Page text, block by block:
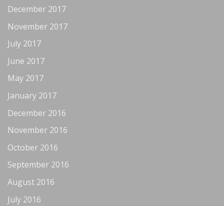
December 2017
November 2017
July 2017
June 2017
May 2017
January 2017
December 2016
November 2016
October 2016
September 2016
August 2016
July 2016